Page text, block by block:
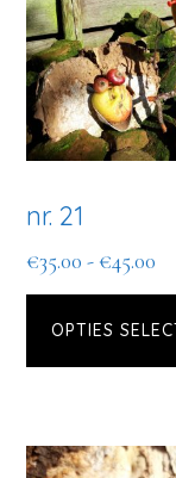
nr. 21
€35.00 - €45.00
OPTIES